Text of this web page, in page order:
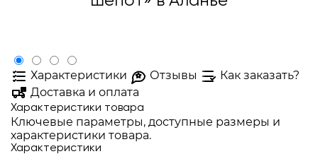
Характеристики Отзывы
Как заказать?
Доставка и оплата
Характеристики товара
Ключевые параметры, доступные размеры и
характеристики товара.
Характеристики